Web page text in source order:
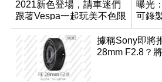
2021新色登場，請車迷們
跟著Vespa一起玩美不色限
曝光
可錄
據稱Sony即將
28mm F2.8？